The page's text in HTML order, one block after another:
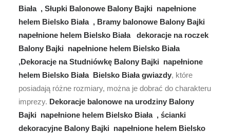
Biała , Słupki Balonowe Balony Bajki napełnione
helem Bielsko Biała , Bramy balonowe Balony Bajki
napełnione helem Bielsko Biała dekoracje na roczek
Balony Bajki napełnione helem Bielsko Biała
,Dekoracje na Studniówkę Balony Bajki napełnione
helem Bielsko Biała Bielsko Biała gwiazdy, które
posiadają różne rozmiary, można je dobrać do charakteru
imprezy. Dekoracje balonowe na urodziny Balony
Bajki napełnione helem Bielsko Biała , ścianki
dekoracyjne Balony Bajki napełnione helem Bielsko